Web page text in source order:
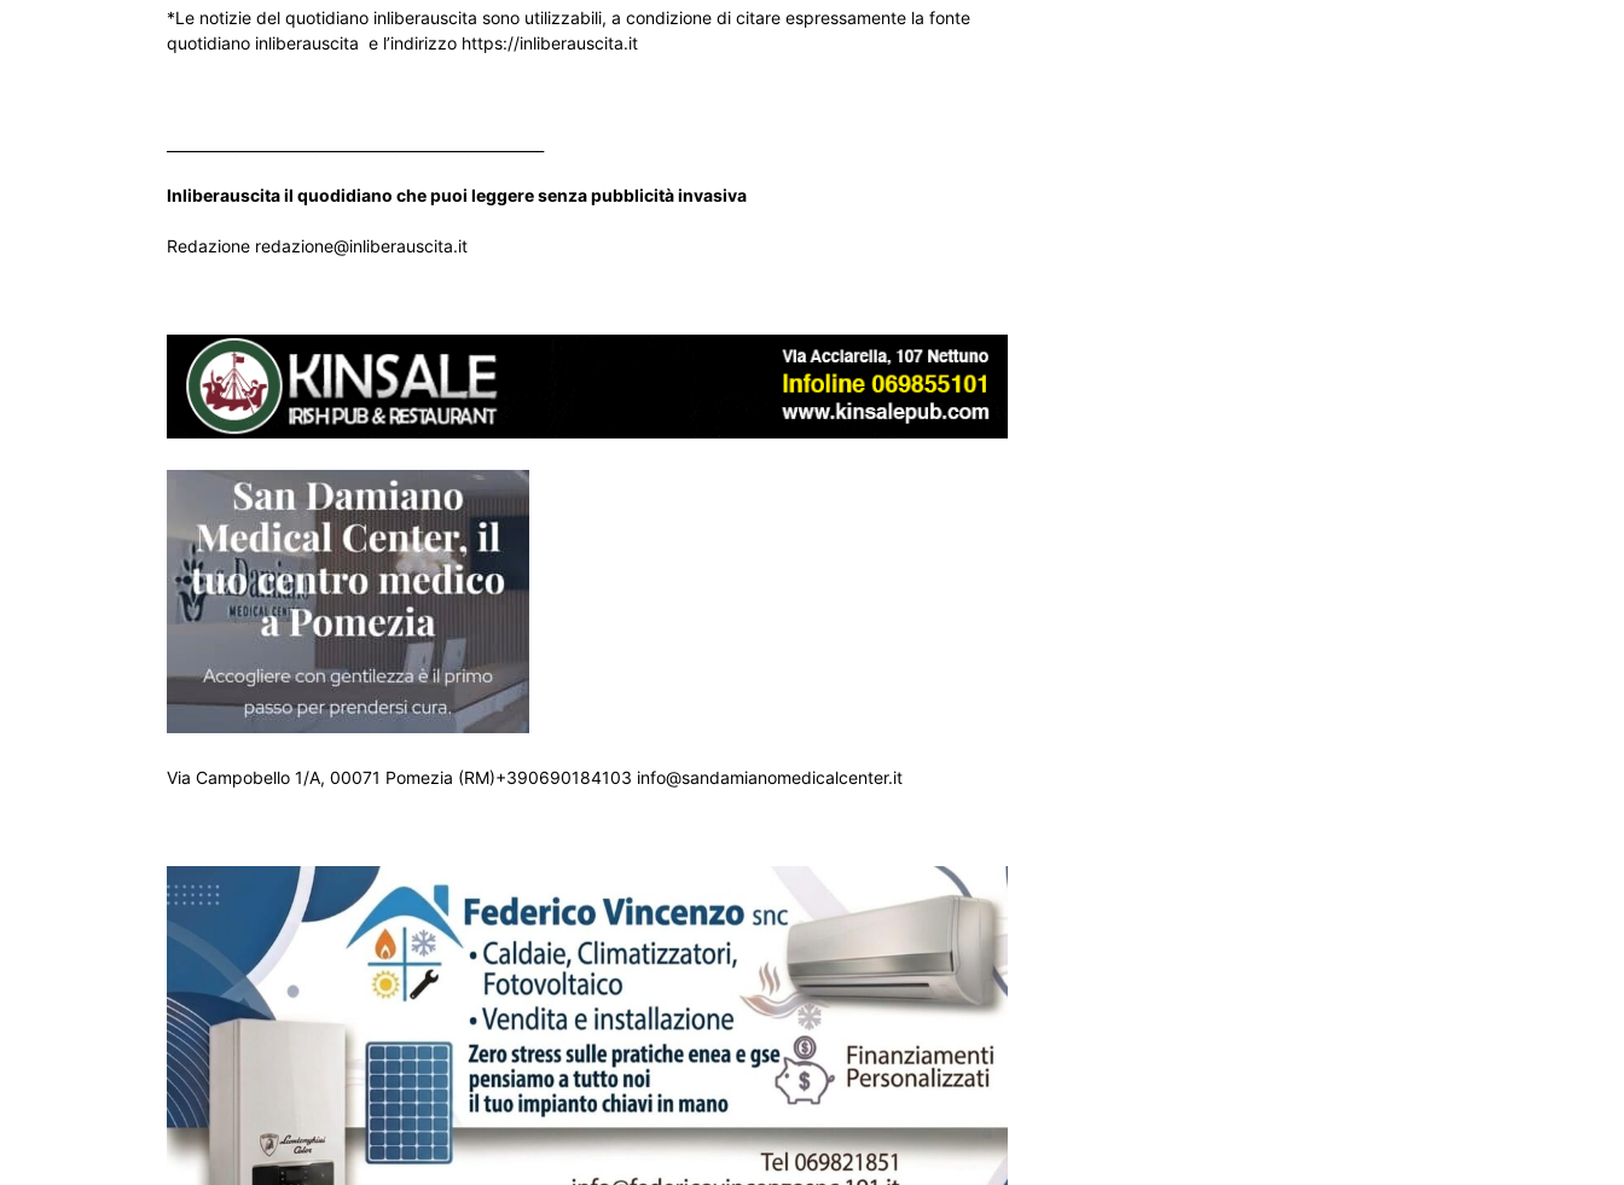
*Le notizie del quotidiano inliberauscita sono utilizzabili, a condizione di citare espressamente la fonte
quotidiano inliberauscita e l’indirizzo https://inliberauscita.it
Inliberauscita il quodidiano che puoi leggere senza pubblicità invasiva
Redazione redazione@inliberauscita.it
Via Campobello 1/A, 00071 Pomezia (RM)+390690184103 info@sandamianomedicalcenter.it